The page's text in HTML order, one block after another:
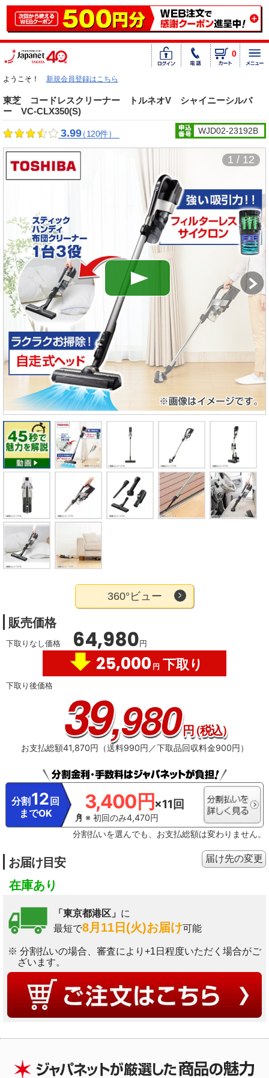
0
ようこそ！ 新規会員登録はこちら
東芝 コードレスクリーナー トルネオV シャイニーシルバ
ー VC-CLX350(S)
3.99（120件） WJD02-23192B
1 / 12
360°ビュー
販売価格
下取りなし価格 64,980円
25,000 円 下取り
下取り後価格 39,980円（税込）
お支払総額41,870円（送料990円／下取品回収料金900円）
分割 12 回
までOK
3,400円×11回
※ 初回のみ4,470円
分割払いを選んでも、お支払総額は変わりません。
お届け目安
在庫あり
「東京都港区」 に
最短で8月11日(火)お届け可能
※ 分割払いの場合、審査により+1日程度いただく場合がご
ざいます。
届け先の変更